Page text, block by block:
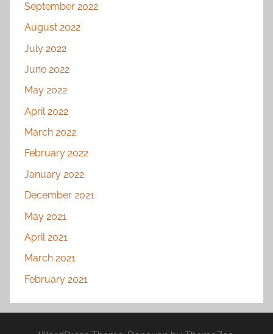
September 2022
August 2022
July 2022
June 2022
May 2022
April 2022
March 2022
February 2022
January 2022
December 2021
May 2021
April 2021
March 2021
February 2021